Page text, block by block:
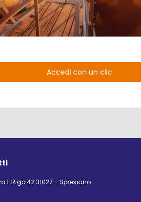
Accedi con un clic
L.Rigo 42 31027 - Spresiano